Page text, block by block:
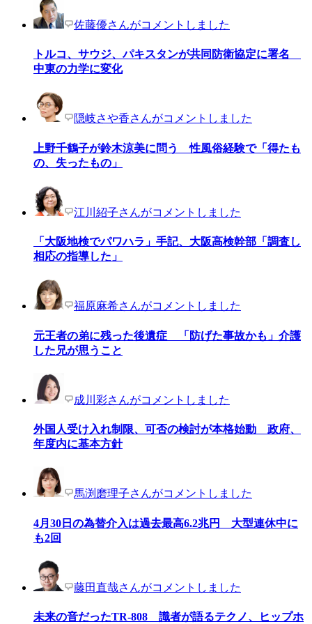
佐藤優さんがコメントしました
トルコ、サウジ、パキスタンが共同防衛協定に署名
中東の力学に変化
隠岐さや香さんがコメントしました
上野千鶴子が鈴木涼美に問う 性風俗経験で「得たも
の、失ったもの」
江川紹子さんがコメントしました
「大阪地検でパワハラ」手記、大阪高検幹部「調査し
相応の指導した」
福原麻希さんがコメントしました
元王者の弟に残った後遺症 「防げた事故かも」介護
した兄が思うこと
成川彩さんがコメントしました
外国人受け入れ制限、可否の検討が本格始動 政府、
年度内に基本方針
馬渕磨理子さんがコメントしました
4月30日の為替介入は過去最高6.2兆円 大型連休中に
も2回
藤田直哉さんがコメントしました
未来の音だったTR-808 識者が語るテクノ、ヒップホ